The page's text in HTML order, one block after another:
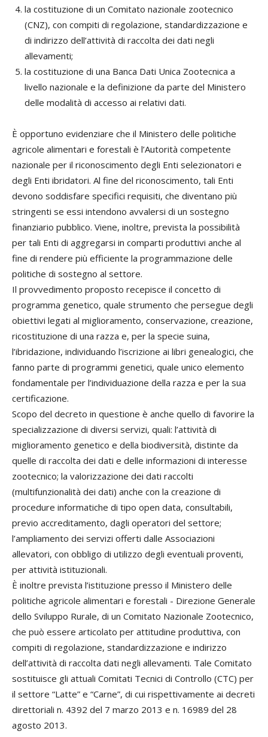
la costituzione di un Comitato nazionale zootecnico
(CNZ), con compiti di regolazione, standardizzazione e
di indirizzo dell’attività di raccolta dei dati negli
allevamenti;
la costituzione di una Banca Dati Unica Zootecnica a
livello nazionale e la definizione da parte del Ministero
delle modalità di accesso ai relativi dati.
È opportuno evidenziare che il Ministero delle politiche
agricole alimentari e forestali è l’Autorità competente
nazionale per il riconoscimento degli Enti selezionatori e
degli Enti ibridatori. Al fine del riconoscimento, tali Enti
devono soddisfare specifici requisiti, che diventano più
stringenti se essi intendono avvalersi di un sostegno
finanziario pubblico. Viene, inoltre, prevista la possibilità
per tali Enti di aggregarsi in comparti produttivi anche al
fine di rendere più efficiente la programmazione delle
politiche di sostegno al settore.
Il provvedimento proposto recepisce il concetto di
programma genetico, quale strumento che persegue degli
obiettivi legati al miglioramento, conservazione, creazione,
ricostituzione di una razza e, per la specie suina,
l’ibridazione, individuando l’iscrizione ai libri genealogici, che
fanno parte di programmi genetici, quale unico elemento
fondamentale per l’individuazione della razza e per la sua
certificazione.
Scopo del decreto in questione è anche quello di favorire la
specializzazione di diversi servizi, quali: l’attività di
miglioramento genetico e della biodiversità, distinte da
quelle di raccolta dei dati e delle informazioni di interesse
zootecnico; la valorizzazione dei dati raccolti
(multifunzionalità dei dati) anche con la creazione di
procedure informatiche di tipo open data, consultabili,
previo accreditamento, dagli operatori del settore;
l’ampliamento dei servizi offerti dalle Associazioni
allevatori, con obbligo di utilizzo degli eventuali proventi,
per attività istituzionali.
È inoltre prevista l’istituzione presso il Ministero delle
politiche agricole alimentari e forestali - Direzione Generale
dello Sviluppo Rurale, di un Comitato Nazionale Zootecnico,
che può essere articolato per attitudine produttiva, con
compiti di regolazione, standardizzazione e indirizzo
dell’attività di raccolta dati negli allevamenti. Tale Comitato
sostituisce gli attuali Comitati Tecnici di Controllo (CTC) per
il settore “Latte” e “Carne”, di cui rispettivamente ai decreti
direttoriali n. 4392 del 7 marzo 2013 e n. 16989 del 28
agosto 2013.